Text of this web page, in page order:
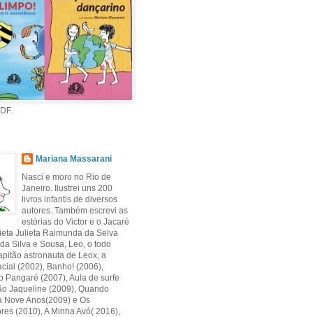
Mariana Massarani
Nasci e moro no Rio de
Janeiro. Ilustrei uns 200
livros infantis de diversos
autores. Também escrevi as
estórias do Victor e o Jacaré
Julieta Raimunda da Selva
Silva e Sousa, Leo, o todo
astronauta de Leox, a
(2002), Banho! (2006),
Pangaré (2007), Aula de surfe
Jaqueline (2009), Quando
Nove Anos(2009) e Os
(2010), A Minha Avó( 2016),